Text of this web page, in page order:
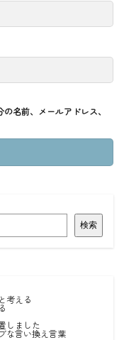
名前、メールアドレス、
検索
考える
しました
な言い換え言葉